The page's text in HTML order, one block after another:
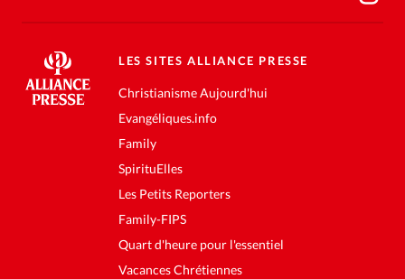
LES SITES ALLIANCE PRESSE
Christianisme Aujourd'hui
Evangéliques.info
Family
SpirituElles
Les Petits Reporters
Family-FIPS
Quart d'heure pour l'essentiel
Vacances Chrétiennes